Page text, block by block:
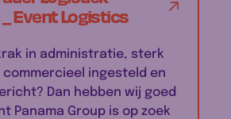
Event Logistics
in administratie, sterk
ingesteld en
Dan hebben wij goed
Panama Group is op zoek